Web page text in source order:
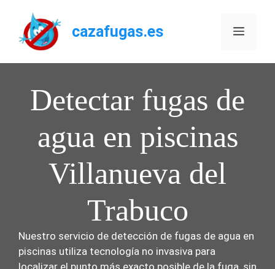
contenido
cazafugas.es Menú
Detectar fugas de
agua en piscinas
Villanueva del
Trabuco
Nuestro servicio de detección de fugas de agua en
piscinas utiliza tecnología no invasiva para
localizar el punto más exacto posible de la fuga, sin